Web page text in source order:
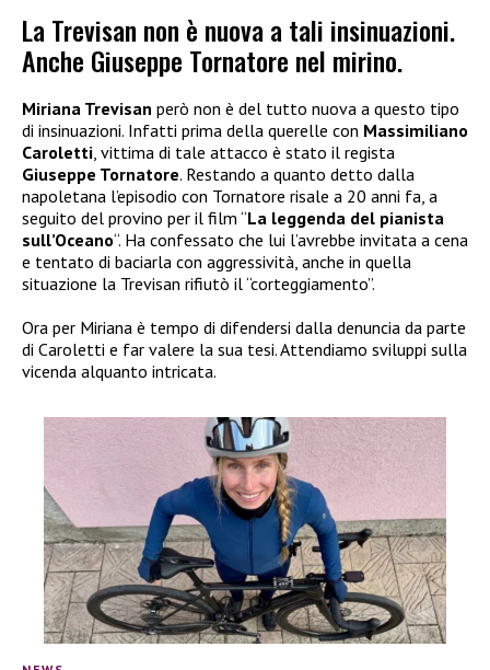
La Trevisan non è nuova a tali insinuazioni.
Anche Giuseppe Tornatore nel mirino.
Miriana Trevisan però non è del tutto nuova a questo tipo
di insinuazioni. Infatti prima della querelle con Massimiliano
Caroletti, vittima di tale attacco è stato il regista
Giuseppe Tornatore. Restando a quanto detto dalla
napoletana l’episodio con Tornatore risale a 20 anni fa, a
seguito del provino per il film “La leggenda del pianista
sull’Oceano“. Ha confessato che lui l’avrebbe invitata a cena
e tentato di baciarla con aggressività, anche in quella
situazione la Trevisan rifiutò il “corteggiamento”.
Ora per Miriana è tempo di difendersi dalla denuncia da parte
di Caroletti e far valere la sua tesi. Attendiamo sviluppi sulla
vicenda alquanto intricata.